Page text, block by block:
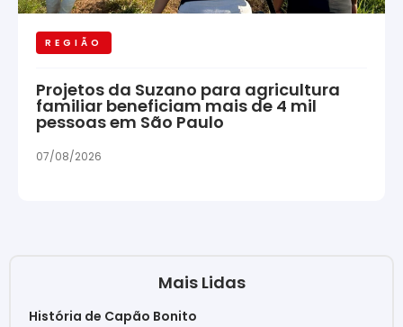
REGIÃO
Projetos da Suzano para agricultura
familiar beneficiam mais de 4 mil
pessoas em São Paulo
07/08/2026
Mais Lidas
História de Capão Bonito